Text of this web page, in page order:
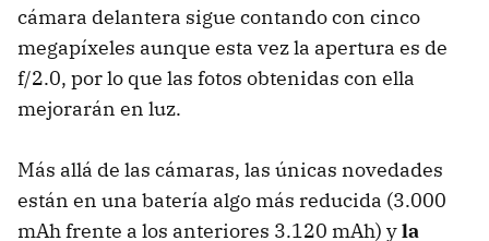
cámara delantera sigue contando con cinco
megapíxeles aunque esta vez la apertura es de
f/2.0, por lo que las fotos obtenidas con ella
mejorarán en luz.
Más allá de las cámaras, las únicas novedades
están en una batería algo más reducida (3.000
mAh frente a los anteriores 3.120 mAh) yla